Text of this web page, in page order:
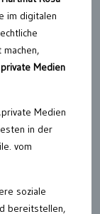
im digitalen
Medien
Medien
in der
vom
soziale
bereitstellen,